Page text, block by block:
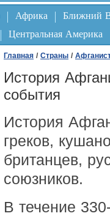
Африка
Ближний
Центральная Америка
Главная / Страны /
История
события
История
греков,
британцев,
союзников.
В течение